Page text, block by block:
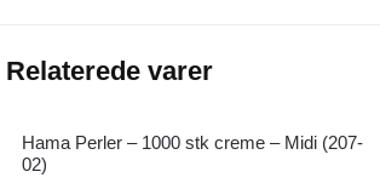
Relaterede varer
Hama Perler – 1000 stk creme – Midi (207-
02)